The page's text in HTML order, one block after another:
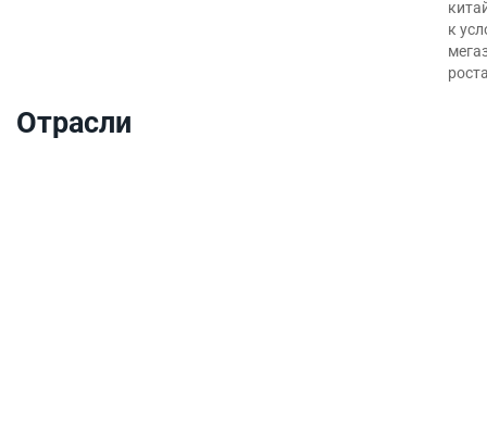
к
Отрасли